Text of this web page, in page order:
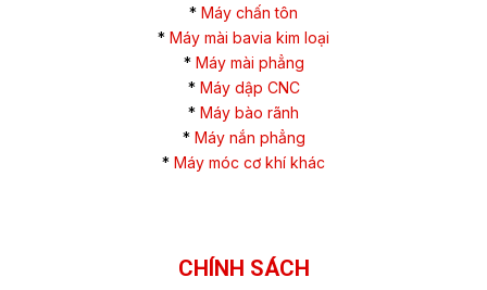
* Máy chấn tôn
* Máy mài bavia kim loại
* Máy mài phẳng
* Máy dập CNC
* Máy bào rãnh
* Máy nắn phẳng
* Máy móc cơ khí khác
CHÍNH SÁCH